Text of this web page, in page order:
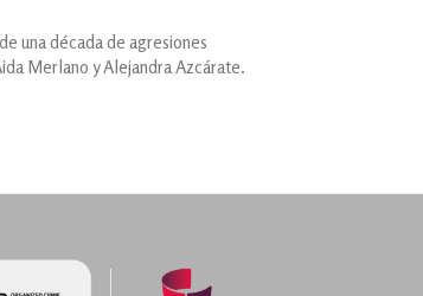
una década de agresiones
Merlano y Alejandra Azcárate.